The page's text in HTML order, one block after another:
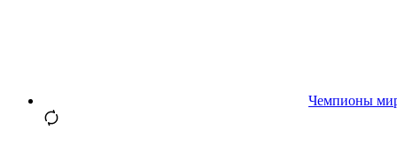
Чемпионы